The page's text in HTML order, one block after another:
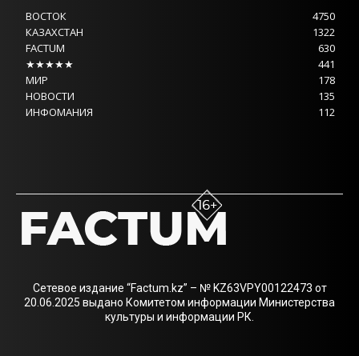
ВОСТОК
4750
КАЗАХСТАН
1322
FACTUM
630
★★★★★
441
МИР
178
НОВОСТИ
135
ИНФОМАНИЯ
112
Сетевое издание “Factum.kz” – № KZ63VPY00122473 от
20.06.2025 выдано Комитетом информации Министерства
культуры и информации РК.